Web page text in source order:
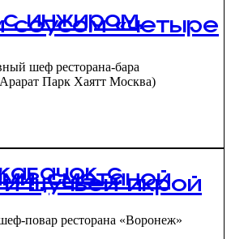
с инжиром,
соусом «четыре
шеф ресторана-бара
Парк Хаятт Москва)
с
сметаной,
и щучьей икрой
повар ресторана «Воронеж»